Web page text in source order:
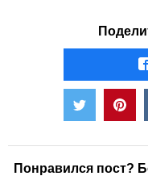
Понравился пост?